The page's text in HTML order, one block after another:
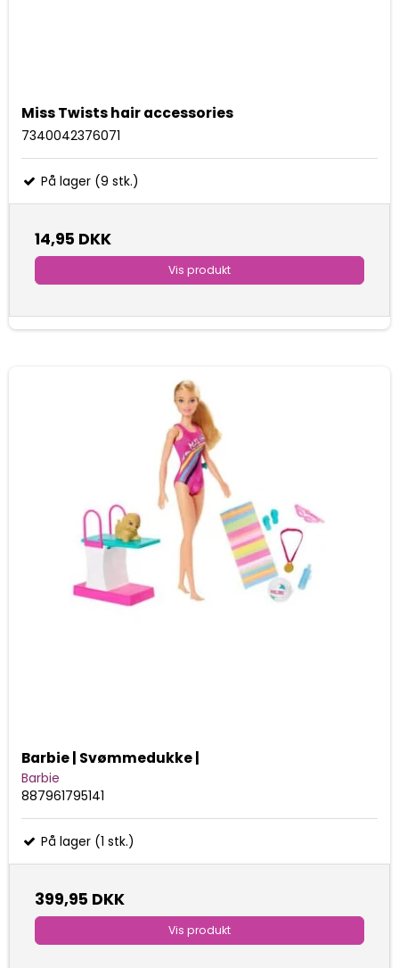
Miss Twists hair accessories
7340042376071
På lager (9 stk.)
14,95 DKK
Vis produkt
Barbie | Svømmedukke |
Barbie
887961795141
På lager (1 stk.)
399,95 DKK
Vis produkt